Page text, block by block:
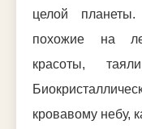
целой планеты.
похожие на
красоты,
кровавому небу,